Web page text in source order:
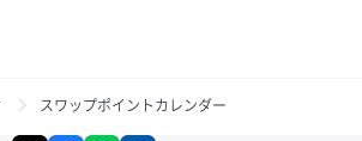
スワップポイントカレンダー